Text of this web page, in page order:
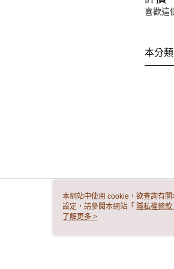
喜歡這
本分
本網站中使用 cookie，欲查詢有
設定，請參閱本網站「 隱私權條款
使用 cookie。
了解更多 >